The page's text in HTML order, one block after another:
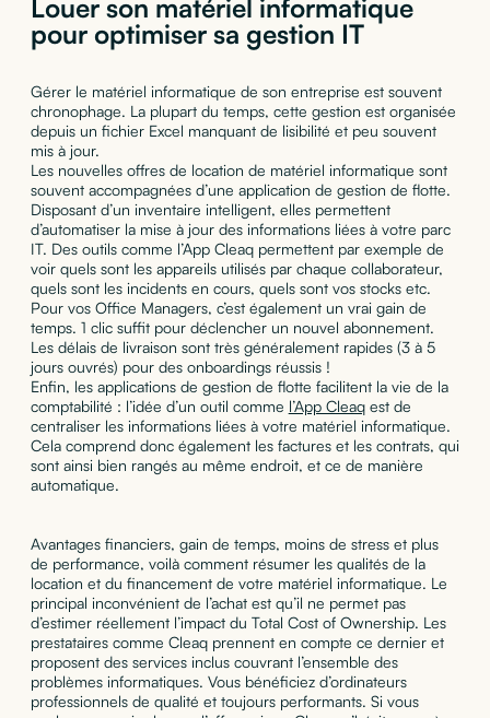
Louer son matériel informatique
pour optimiser sa gestion IT
Gérer le matériel informatique de son entreprise est souvent
chronophage. La plupart du temps, cette gestion est organisée
depuis un fichier Excel manquant de lisibilité et peu souvent
mis à jour.
Les nouvelles offres de location de matériel informatique sont
souvent accompagnées d’une application de gestion de flotte.
Disposant d’un inventaire intelligent, elles permettent
d’automatiser la mise à jour des informations liées à votre parc
IT. Des outils comme l’App Cleaq permettent par exemple de
voir quels sont les appareils utilisés par chaque collaborateur,
quels sont les incidents en cours, quels sont vos stocks etc.
Pour vos Office Managers, c’est également un vrai gain de
temps. 1 clic suffit pour déclencher un nouvel abonnement.
Les délais de livraison sont très généralement rapides (3 à 5
jours ouvrés) pour des onboardings réussis !
Enfin, les applications de gestion de flotte facilitent la vie de la
comptabilité : l’idée d’un outil comme l’App Cleaqest de
centraliser les informations liées à votre matériel informatique.
Cela comprend donc également les factures et les contrats, qui
sont ainsi bien rangés au même endroit, et ce de manière
automatique.
Avantages financiers, gain de temps, moins de stress et plus
de performance, voilà comment résumer les qualités de la
location et du financement de votre matériel informatique. Le
principal inconvénient de l’achat est qu’il ne permet pas
d’estimer réellement l’impact du Total Cost of Ownership. Les
prestataires comme Cleaq prennent en compte ce dernier et
proposent des services inclus couvrant l’ensemble des
problèmes informatiques. Vous bénéficiez d’ordinateurs
professionnels de qualité et toujours performants. Si vous